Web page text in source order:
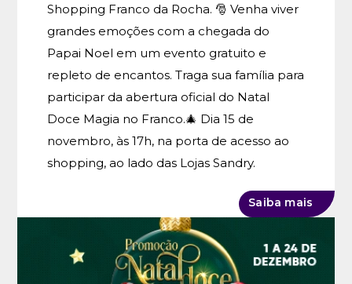
Shopping Franco da Rocha. 🎅 Venha viver
grandes emoções com a chegada do
Papai Noel em um evento gratuito e
repleto de encantos. Traga sua família para
participar da abertura oficial do Natal
Doce Magia no Franco.🎄 Dia 15 de
novembro, às 17h, na porta de acesso ao
shopping, ao lado das Lojas Sandry.
Saiba mais